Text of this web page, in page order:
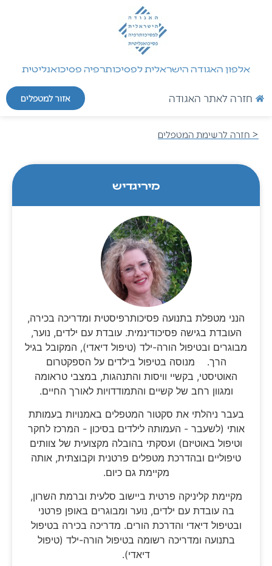
אלפון האגודה הישראלית לפסיכותרפיה פסיכואנליטית
חזרה לאתר האגודה אזור למטפלים
< חזרה לרשימת המטפלים
מיריגדיש
הנני מטפלת בתנועה פסיכותרפיסטית ומדריכה בכירה,
העובדת בגישה פסיכודינמית. עובדת עם ילדים, נוער,
מבוגרים ובטיפול הורה-ילד (טיפול דיאדי), המקובל בגיל
הרך. מנוסה בטיפול בילדים על הספקטרום
האוטיסטי, בקשיי וויסות והתנהגות, במצבי טראומה
ומגוון רחב של קשיים והתמודדויות לאורך החיים.
בעבר ניהלתי את סקטור המטפלים באמנויות בעמותת
אותי (לשעבר - העמותה לילדים בסיכון - המרכז לחקר
וטיפול באוטיזם) ועסקתי בהובלה מקצועית של צוותים
טיפוליים ובהדרכת מטפלים פרטנית וקבוצתית, אותה
מקיימת גם כיום.
מקיימת קליניקה פרטית ביישוב סלעית וברמת השרון,
בה עובדת עם ילדים, נוער ומבוגרים באופן פרטני
ובטיפול דיאדי והדרכת הורים. מדריכה בכירה בטיפול
בתנועה ומדריכה רשומה בטיפול הורה-ילד (טיפול
דיאדי).